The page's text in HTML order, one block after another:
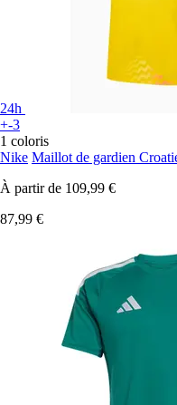
24h
+-3
1 coloris
Nike Maillot de gardien
À partir de 109,99 €
87,99 €